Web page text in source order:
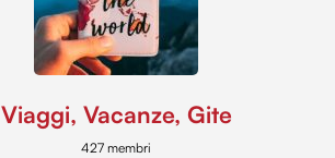
Viaggi, Vacanze, Gite
427 membri